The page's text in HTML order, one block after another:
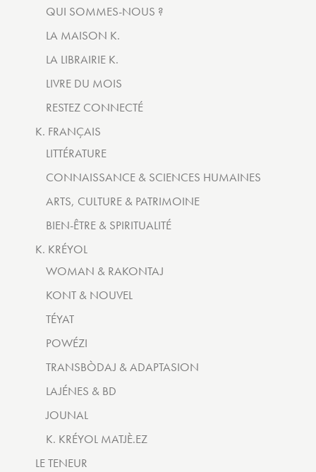
QUI SOMMES-NOUS ?
LA MAISON K.
LA LIBRAIRIE K.
LIVRE DU MOIS
RESTEZ CONNECTÉ
K. FRANÇAIS
LITTÉRATURE
CONNAISSANCE & SCIENCES HUMAINES
ARTS, CULTURE & PATRIMOINE
BIEN-ÊTRE & SPIRITUALITÉ
K. KRÉYOL
WOMAN & RAKONTAJ
KONT & NOUVEL
TÉYAT
POWÉZI
TRANSBÒDAJ & ADAPTASION
LAJÉNES & BD
JOUNAL
K. KRÉYOL MATJÈ.EZ
LE TENEUR